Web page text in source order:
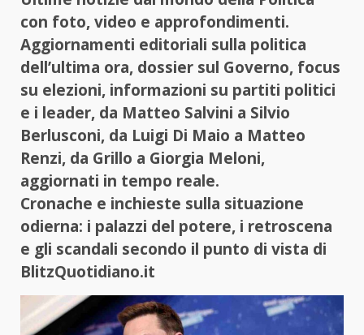
con foto, video e approfondimenti.
Aggiornamenti editoriali sulla politica
dell’ultima ora, dossier sul Governo, focus
su elezioni, informazioni su partiti politici
e i leader, da Matteo Salvini a Silvio
Berlusconi, da Luigi Di Maio a Matteo
Renzi, da Grillo a Giorgia Meloni,
aggiornati in tempo reale.
Cronache e inchieste sulla situazione
odierna: i palazzi del potere, i retroscena
e gli scandali secondo il punto di vista di
BlitzQuotidiano.it